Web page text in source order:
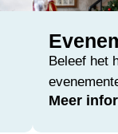
Beleef het
Meer